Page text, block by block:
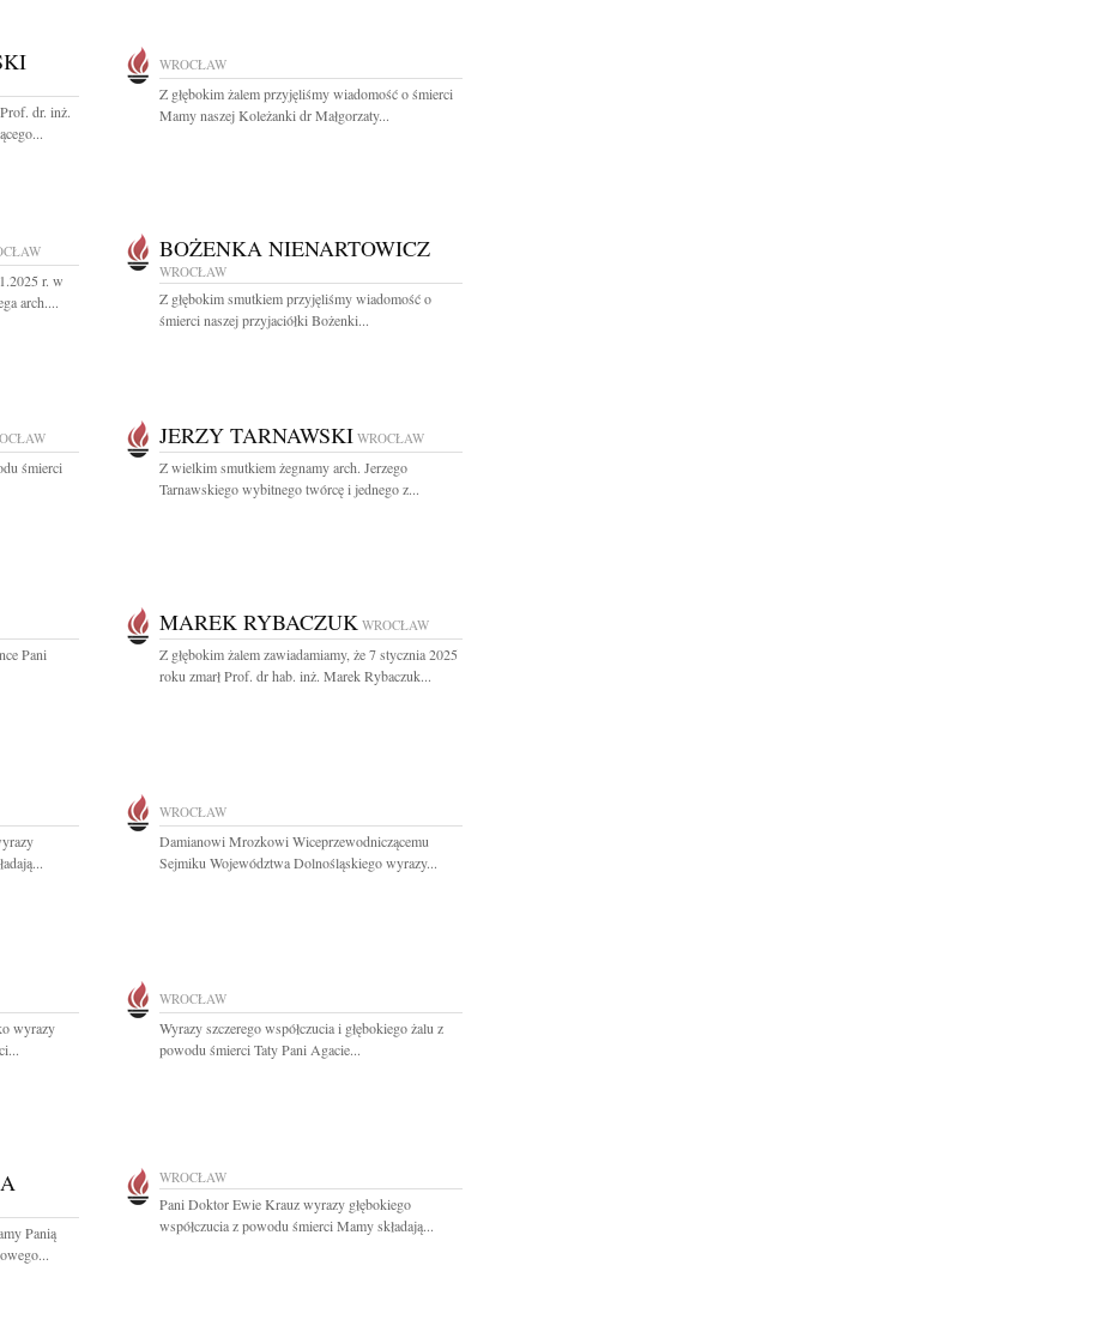
dr. inż.
WROCŁAW
Z głębokim żalem przyjęliśmy wiadomość o śmierci
Mamy naszej Koleżanki dr Małgorzaty...
r. w
arch....
BOŻENKA NIENARTOWICZ
WROCŁAW
Z głębokim smutkiem przyjęliśmy wiadomość o
śmierci naszej przyjaciółki Bożenki...
śmierci
JERZY TARNAWSKI WROCŁAW
Z wielkim smutkiem żegnamy arch. Jerzego
Tarnawskiego wybitnego twórcę i jednego z...
Pani
MAREK RYBACZUK WROCŁAW
Z głębokim żalem zawiadamiamy, że 7 stycznia 2025
roku zmarł Prof. dr hab. inż. Marek Rybaczuk...
WROCŁAW
Damianowi Mrozkowi Wiceprzewodniczącemu
Sejmiku Województwa Dolnośląskiego wyrazy...
wyrazy
WROCŁAW
Wyrazy szczerego współczucia i głębokiego żalu z
powodu śmierci Taty Pani Agacie...
Panią
WROCŁAW
Pani Doktor Ewie Krauz wyrazy głębokiego
współczucia z powodu śmierci Mamy składają...